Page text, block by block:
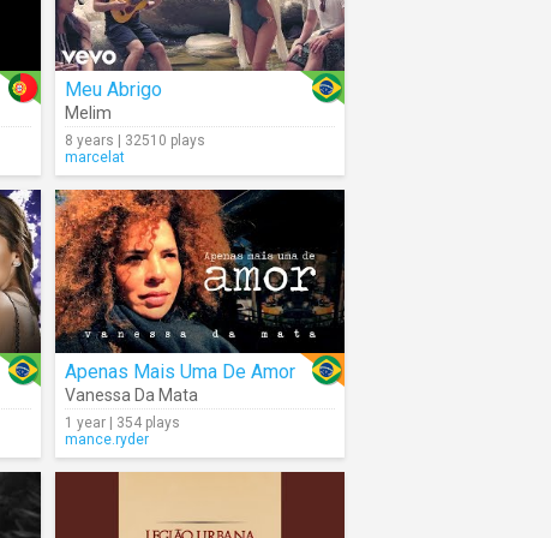
Meu Abrigo
Melim
8 years | 32510 plays
marcelat
Apenas Mais Uma De Amor
Vanessa Da Mata
1 year | 354 plays
mance.ryder